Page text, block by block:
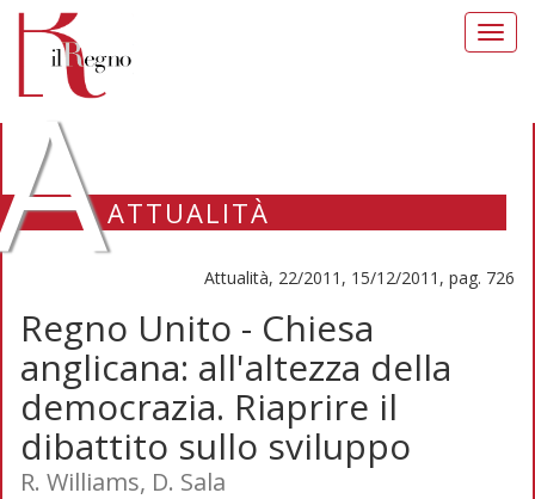
ATTUALITÀ
Attualità, 22/2011, 15/12/2011, pag. 726
Regno Unito - Chiesa
anglicana: all'altezza della
democrazia. Riaprire il
dibattito sullo sviluppo
R. Williams, D. Sala